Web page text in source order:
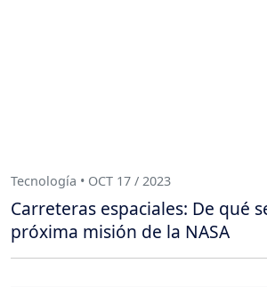
Tecnología • OCT 17 / 2023
Carreteras espaciales: De qué
próxima misión de la NASA